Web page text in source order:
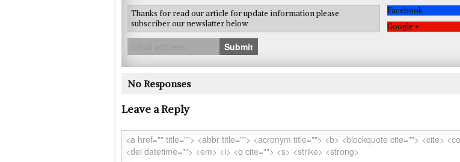
Thanks for read our article for update information please
subscriber our newslatter below
Submit
Facebook
Google +
No Responses
Leave a Reply